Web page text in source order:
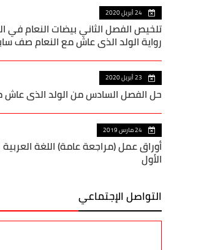
24 أبريل 2020
تلخيص الفصل الثاني بيضات النعام في
رواية الولد الذي عاش مع النعام صف
23 أبريل 2020
حل الفصل السادس من الولد الذي عاش
24 مارس 2019
أوراق عمل (مراجعة عامة) اللغة
الأول
التواصل الإجتماعي